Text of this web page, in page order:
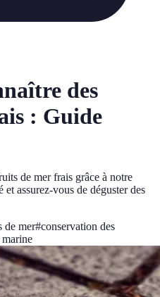
des
: Guide
de mer frais grâce à notre
assurez-vous de déguster des
de mer#conservation des